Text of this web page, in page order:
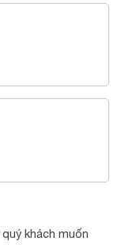
khách muốn